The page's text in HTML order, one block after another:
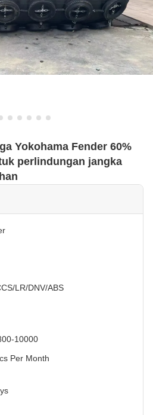
Yokohama Fender 60%
perlindungan jangka
LR/DNV/ABS
10000
Per Month